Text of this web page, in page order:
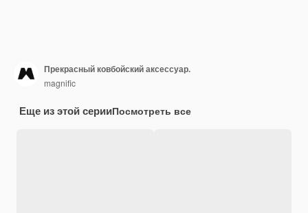
Прекрасный ковбойский аксессуар.
magnific
Еще из этой серииПосмотреть все